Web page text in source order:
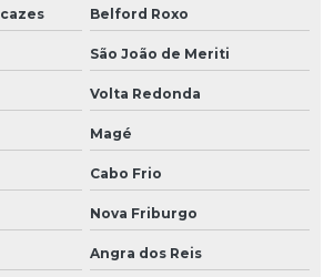
Belford Roxo
São João de Meriti
Volta Redonda
Magé
Cabo Frio
Nova Friburgo
Angra dos Reis